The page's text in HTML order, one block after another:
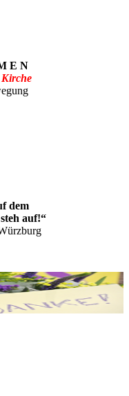
E N
dem
auf!“